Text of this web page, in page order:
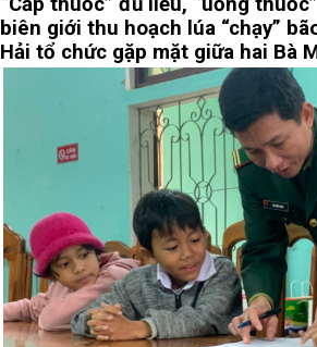
biên giới thu hoạch lúa “chạy”
Hải tổ chức gặp mặt giữa hai Bà